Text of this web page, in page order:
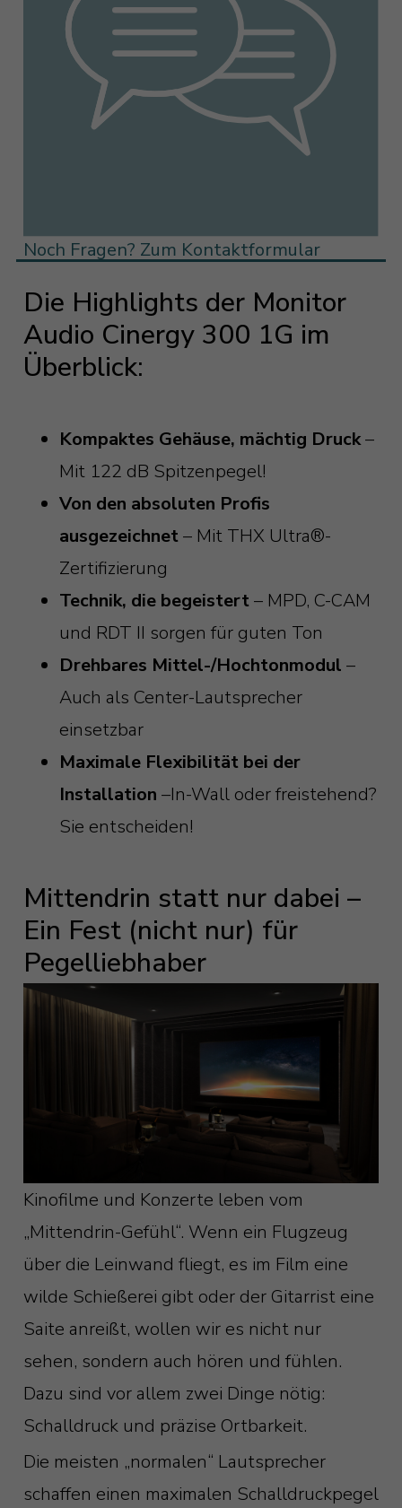
Noch Fragen? Zum Kontaktformular
Die Highlights der Monitor
Audio Cinergy 300 1G im
Überblick:
Kompaktes Gehäuse, mächtig Druck–
Mit 122 dB Spitzenpegel!
Von den absoluten Profis
ausgezeichnet – Mit THX Ultra®-
Zertifizierung
Technik, die begeistert – MPD, C-CAM
und RDT II sorgen für guten Ton
Drehbares Mittel-/Hochtonmodul –
Auch als Center-Lautsprecher
einsetzbar
Maximale Flexibilität bei der
Installation –In-Wall oder freistehend?
Sie entscheiden!
Mittendrin statt nur dabei –
Ein Fest (nicht nur) für
Pegelliebhaber
Kinofilme und Konzerte leben vom
„Mittendrin-Gefühl“. Wenn ein Flugzeug
über die Leinwand fliegt, es im Film eine
wilde Schießerei gibt oder der Gitarrist eine
Saite anreißt, wollen wir es nicht nur
sehen, sondern auch hören und fühlen.
Dazu sind vor allem zwei Dinge nötig:
Schalldruck und präzise Ortbarkeit.
Die meisten „normalen“ Lautsprecher
schaffen einen maximalen Schalldruckpegel